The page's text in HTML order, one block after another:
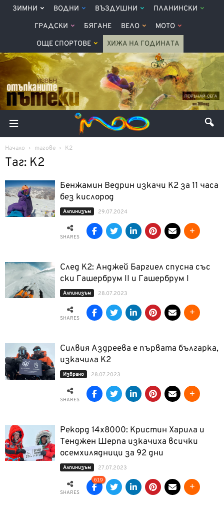
ЗИМНИ ВОДНИ ВЪЗДУШНИ ПЛАНИНСКИ
ГРАДСКИ БЯГАНЕ ВЕЛО МОТО
ОЩЕ СПОРТОВЕ ХИЖА НА ГОДИНАТА
Начало тагове К2
Таг: К2
Бенжамин Ведрин изкачи K2 за 11 часа
без кислород
Алпинизъм 29.07.2024
SHARES
След К2: Анджей Баргиел спусна със
ски Гашербрум II и Гашербрум I
Алпинизъм 28.07.2023
SHARES
Силвия Аздреева е първата българка,
изкачила К2
Избрано 28.07.2023
SHARES
Рекорд 14х8000: Кристин Харила и
Тенджен Шeрпа изкачиха всички
осемхилядници за 92 дни
Алпинизъм 27.07.2023
SHARES
619